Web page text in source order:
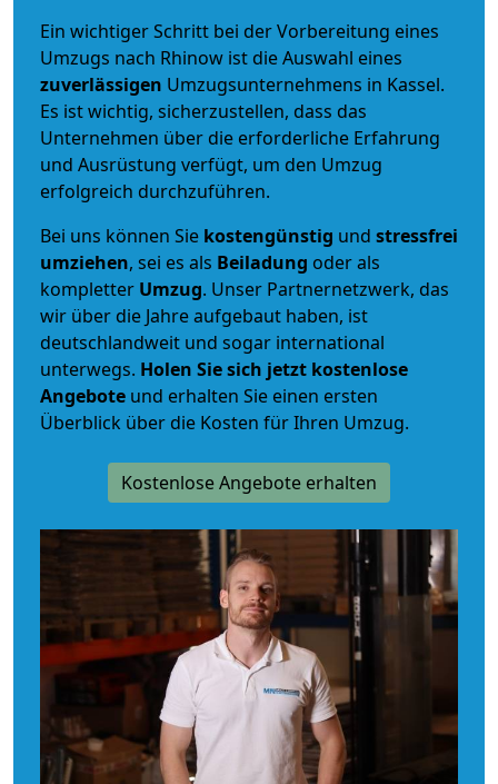
Ein wichtiger Schritt bei der Vorbereitung eines
Umzugs nach Rhinow ist die Auswahl eines
zuverlässigen Umzugsunternehmens in Kassel.
Es ist wichtig, sicherzustellen, dass das
Unternehmen über die erforderliche Erfahrung
und Ausrüstung verfügt, um den Umzug
erfolgreich durchzuführen.
Bei uns können Sie kostengünstig und stressfrei
umziehen, sei es als Beiladung oder als
kompletter Umzug. Unser Partnernetzwerk, das
wir über die Jahre aufgebaut haben, ist
deutschlandweit und sogar international
unterwegs. Holen Sie sich jetzt kostenlose
Angebote und erhalten Sie einen ersten
Überblick über die Kosten für Ihren Umzug.
Kostenlose Angebote erhalten